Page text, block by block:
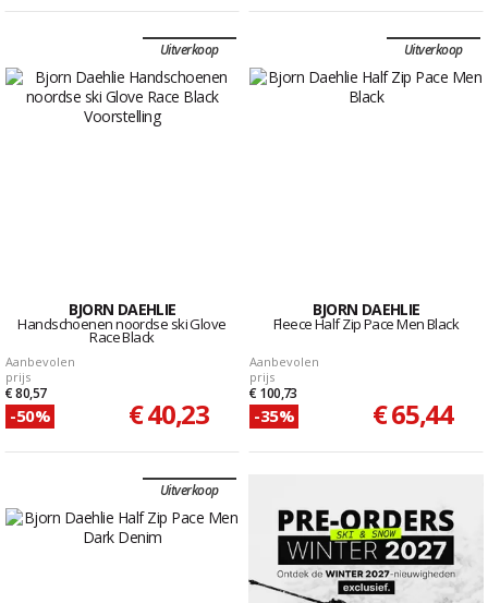
Uitverkoop
BJORN DAEHLIE
Handschoenen noordse ski Glove
Race Black
Aanbevolen
prijs
€ 80,57
-50% € 40,23
Uitverkoop
BJORN DAEHLIE
Fleece Half Zip Pace Men Black
Aanbevolen
prijs
€ 100,73
-35% € 65,44
Uitverkoop